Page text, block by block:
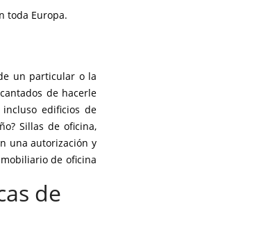
toda Europa.
un particular o la
de hacerle
edificios de
Sillas de oficina,
una autorización y
de oficina
de